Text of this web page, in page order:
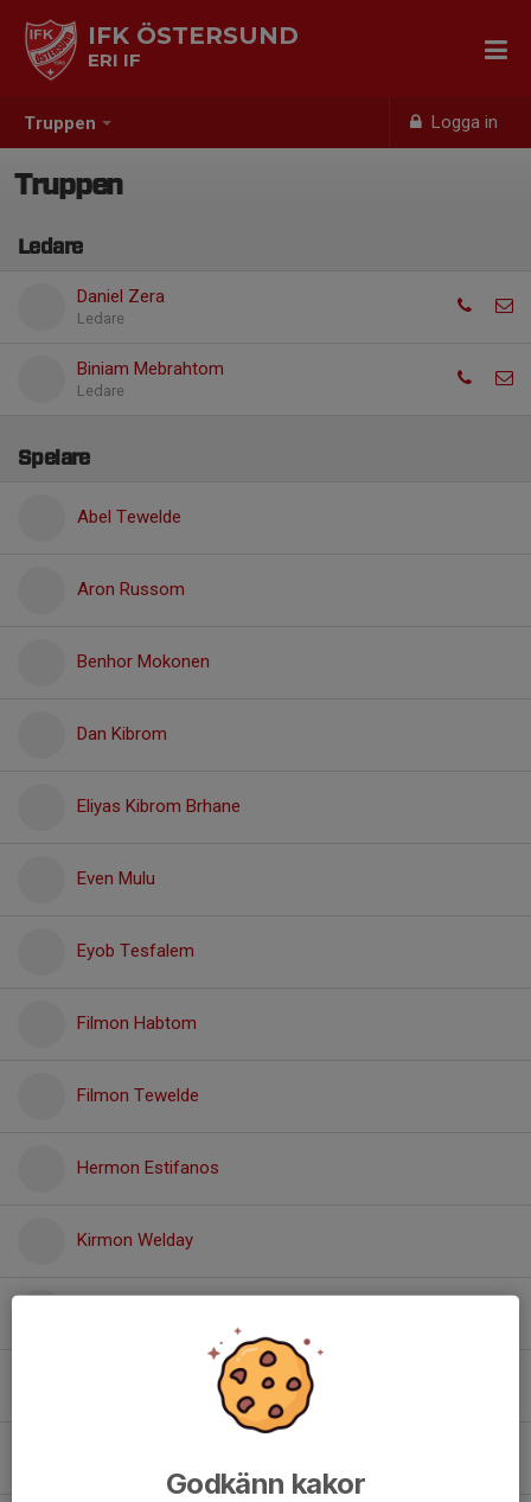
Truppen Logga in
IFK ÖSTERSUND
ERI IF
Truppen
Ledare
Daniel Zera
Ledare
Biniam Mebrahtom
Ledare
Spelare
Abel Tewelde
Aron Russom
Benhor Mokonen
Dan Kibrom
Eliyas Kibrom Brhane
Even Mulu
Eyob Tesfalem
Filmon Habtom
Filmon Tewelde
Hermon Estifanos
Kirmon Welday
Godkänn kakor